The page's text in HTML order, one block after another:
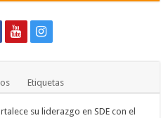
Etiquetas
su liderazgo en SDE con el